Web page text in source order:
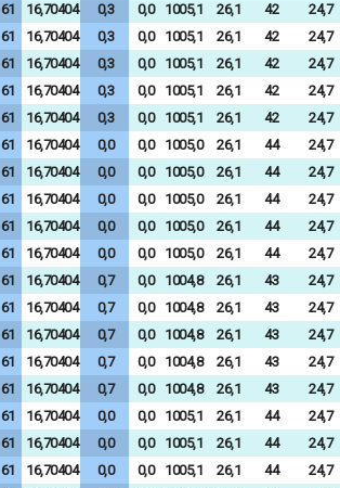
61 16,70404 0,3 0,0 1005,1 26,1 42
24,7
61 16,70404 0,3 0,0 1005,1 26,1 42
24,7
61 16,70404 0,3 0,0 1005,1 26,1 42
24,7
61 16,70404 0,3 0,0 1005,1 26,1 42
24,7
61 16,70404 0,3 0,0 1005,1 26,1 42
24,7
61 16,70404 0,0 0,0 1005,0 26,1 44
24,7
61 16,70404 0,0 0,0 1005,0 26,1 44
24,7
61 16,70404 0,0 0,0 1005,0 26,1 44
24,7
61 16,70404 0,0 0,0 1005,0 26,1 44
24,7
61 16,70404 0,0 0,0 1005,0 26,1 44
24,7
61 16,70404 0,7 0,0 1004,8 26,1 43
24,7
61 16,70404 0,7 0,0 1004,8 26,1 43
24,7
61 16,70404 0,7 0,0 1004,8 26,1 43
24,7
61 16,70404 0,7 0,0 1004,8 26,1 43
24,7
61 16,70404 0,7 0,0 1004,8 26,1 43
24,7
61 16,70404 0,0 0,0 1005,1 26,1 44
24,7
61 16,70404 0,0 0,0 1005,1 26,1 44
24,7
61 16,70404 0,0 0,0 1005,1 26,1 44
24,7